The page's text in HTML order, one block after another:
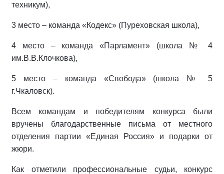
техникум),
3 место – команда «Кодекс» (Пуреховская школа),
4 место – команда «Парламент» (школа № 4
им.В.В.Клочкова),
5 место – команда «Свобода» (школа № 5
г.Чкаловск).
Всем командам и победителям конкурса были
вручены благодарственные письма от местного
отделения партии «Единая Россия» и подарки от
жюри.
Как отметили профессиональные судьи, конкурс